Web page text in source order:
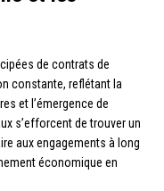
de contrats de
constante, reflétant la
et l’émergence de
s’efforcent de trouver un
aux engagements à long
économique en